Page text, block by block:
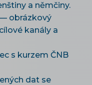
a němčiny.
obrázkový
kanály a
s kurzem ČNB
dat se